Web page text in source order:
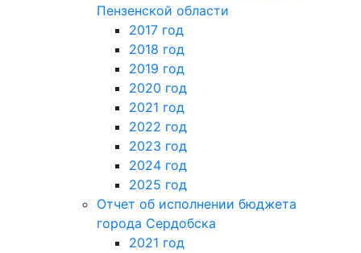
Пензенской области
2017 год
2018 год
2019 год
2020 год
2021 год
2022 год
2023 год
2024 год
2025 год
Отчет об исполнении бюджета
города Сердобска
2021 год